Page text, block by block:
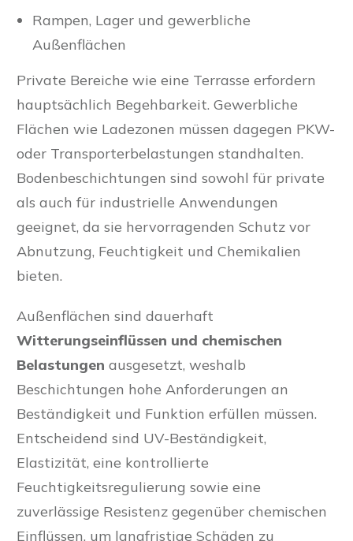
Rampen, Lager und gewerbliche
Außenflächen
Private Bereiche wie eine Terrasse erfordern
hauptsächlich Begehbarkeit. Gewerbliche
Flächen wie Ladezonen müssen dagegen PKW-
oder Transporterbelastungen standhalten.
Bodenbeschichtungen sind sowohl für private
als auch für industrielle Anwendungen
geeignet, da sie hervorragenden Schutz vor
Abnutzung, Feuchtigkeit und Chemikalien
bieten.
Außenflächen sind dauerhaft
Witterungseinflüssen und chemischen
Belastungen ausgesetzt, weshalb
Beschichtungen hohe Anforderungen an
Beständigkeit und Funktion erfüllen müssen.
Entscheidend sind UV-Beständigkeit,
Elastizität, eine kontrollierte
Feuchtigkeitsregulierung sowie eine
zuverlässige Resistenz gegenüber chemischen
Einflüssen, um langfristige Schäden zu